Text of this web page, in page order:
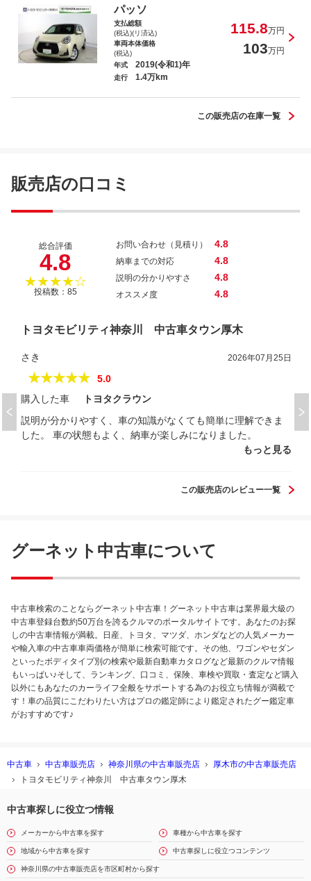
ヴォクシー ＺＳ 煌Ｚ
パッソ
支払総額
(税込)(リ済込)
115.8万円
車両本体価格
(税込)
103万円
年式 2019(令和1)年
走行 1.4万km
この販売店の在庫一覧
販売店の口コミ
総合評価
4.8
★★★★☆
投稿数：85
お問い合わせ（見積り） 4.8
納車までの対応 4.8
説明の分かりやすさ 4.8
オススメ度 4.8
トヨタモビリティ神奈川 中古車タウン厚木
さき 2026年07月25日
★★★★★
5.0
購入した車
トヨタクラウン
説明が分かりやすく、車の知識がなくても簡単に理解できま
した。 車の状態もよく、納車が楽しみになりました。
もっと見る
この販売店のレビュー一覧
グーネット中古車について
中古車検索のことならグーネット中古車！グーネット中古車は業界最大級の
中古車登録台数約50万台を誇るクルマのポータルサイトです。あなたのお探
しの中古車情報が満載。日産、トヨタ、マツダ、ホンダなどの人気メーカー
や輸入車の中古車車両価格が簡単に検索可能です。その他、ワゴンやセダン
といったボディタイプ別の検索や最新自動車カタログなど最新のクルマ情報
もいっぱい♪そして、ランキング、口コミ、保険、車検や買取・査定など購入
以外にもあなたのカーライフ全般をサポートする為のお役立ち情報が満載で
す！車の品質にこだわりたい方はプロの鑑定師により鑑定されたグー鑑定車
がおすすめです♪
中古車 中古車販売店 神奈川県の中古車販売店
厚木市の中古車販売店
トヨタモビリティ神奈川 中古車タウン厚木
中古車探しに役立つ情報
メーカーから中古車を探す 車種から中古車を探す
地域から中古車を探す 中古車探しに役立つコンテンツ
神奈川県の中古車販売店を市区町村から探す